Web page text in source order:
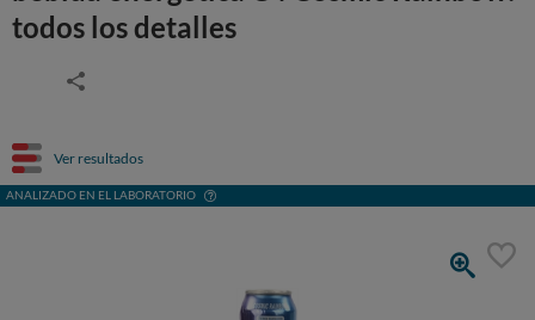
todos los detalles
Ver resultados
ANALIZADO EN EL LABORATORIO